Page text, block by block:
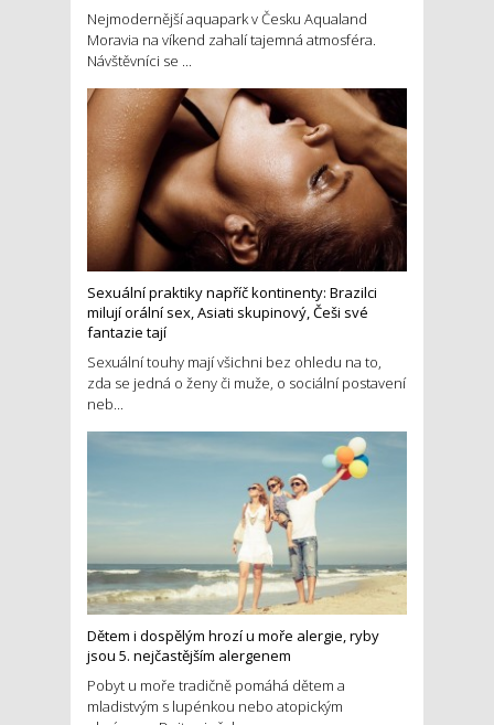
Nejmodernější aquapark v Česku Aqualand
Moravia na víkend zahalí tajemná atmosféra.
Návštěvníci se ...
Sexuální praktiky napříč kontinenty: Brazilci
milují orální sex, Asiati skupinový, Češi své
fantazie tají
Sexuální touhy mají všichni bez ohledu na to,
zda se jedná o ženy či muže, o sociální postavení
neb...
Dětem i dospělým hrozí u moře alergie, ryby
jsou 5. nejčastějším alergenem
Pobyt u moře tradičně pomáhá dětem a
mladistvým s lupénkou nebo atopickým